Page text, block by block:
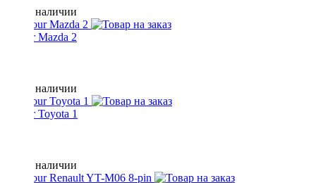
Нет в наличии
Yatour Mazda 2
Нет в наличии
Yatour Toyota 1
Нет в наличии